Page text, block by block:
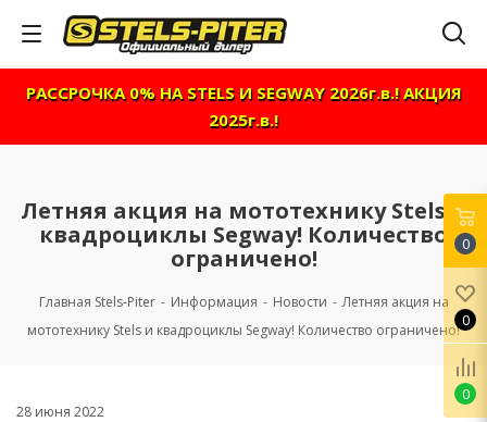
РАССРОЧКА 0% НА STELS И SEGWAY 2026г.в.! АКЦИЯ
2025г.в.!
Летняя акция на мототехнику Stels и
квадроциклы Segway! Количество
ограничено!
Главная Stels-Piter - Информация - Новости - Летняя акция на
мототехнику Stels и квадроциклы Segway! Количество ограничено!
28 июня 2022
0
0
0